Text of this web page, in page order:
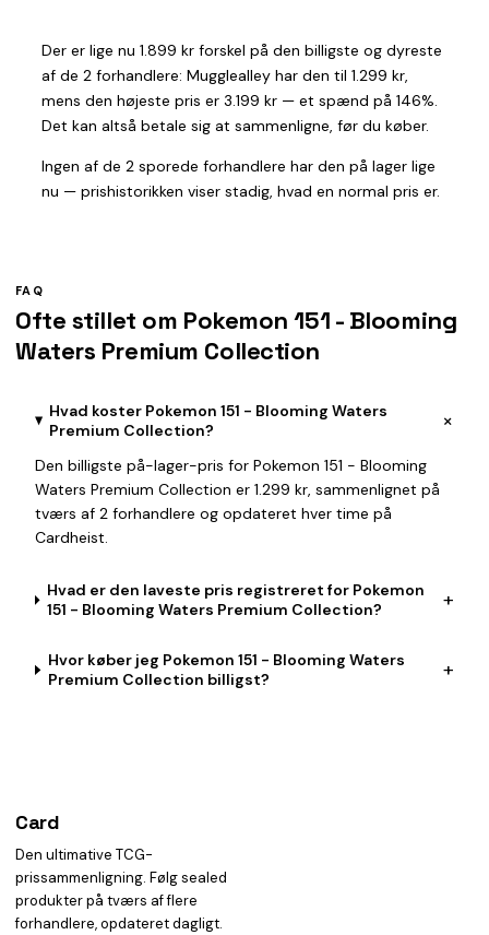
Der er lige nu 1.899 kr forskel på den billigste og dyreste
af de 2 forhandlere: Mugglealley har den til 1.299 kr,
mens den højeste pris er 3.199 kr — et spænd på 146%.
Det kan altså betale sig at sammenligne, før du køber.
Ingen af de 2 sporede forhandlere har den på lager lige
nu — prishistorikken viser stadig, hvad en normal pris er.
FAQ
Ofte stillet om Pokemon 151 - Blooming
Waters Premium Collection
Hvad koster Pokemon 151 - Blooming Waters
Premium Collection?
+
Den billigste på-lager-pris for Pokemon 151 - Blooming
Waters Premium Collection er 1.299 kr, sammenlignet på
tværs af 2 forhandlere og opdateret hver time på
Cardheist.
Hvad er den laveste pris registreret for Pokemon
151 - Blooming Waters Premium Collection?
+
Hvor køber jeg Pokemon 151 - Blooming Waters
Premium Collection billigst?
+
Card
Den ultimative TCG-
prissammenligning. Følg sealed
produkter på tværs af flere
forhandlere, opdateret dagligt.